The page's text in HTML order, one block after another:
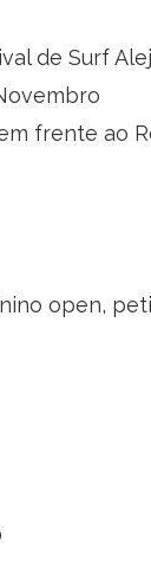
de Surf
frente ao
open,